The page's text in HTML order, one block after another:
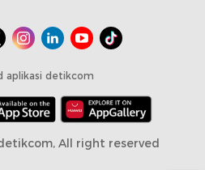
aplikasi detikcom
All right reserved